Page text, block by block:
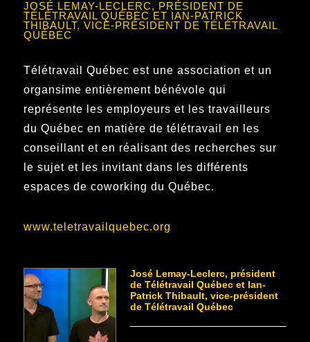
JOSÉ LEMAY-LECLERC, PRÉSIDENT DE
TÉLÉTRAVAIL QUÉBEC ET IAN-PATRICK
THIBAULT, VICE-PRÉSIDENT DE TÉLÉTRAVAIL
QUÉBEC
Télétravail Québec est une association et un
organsime entièrement bénévole qui
représente les employeurs et les travailleurs
du Québec en matière de télétravail en les
conseillant et en réalisant des recherches sur
le sujet et les invitant dans les différents
espaces de coworking du Québec.
www.teletravailquebec.org
José Lemay-Leclerc, président
de Télétravail Québec et Ian-
Patrick Thibault, vice-président
de Télétravail Québec